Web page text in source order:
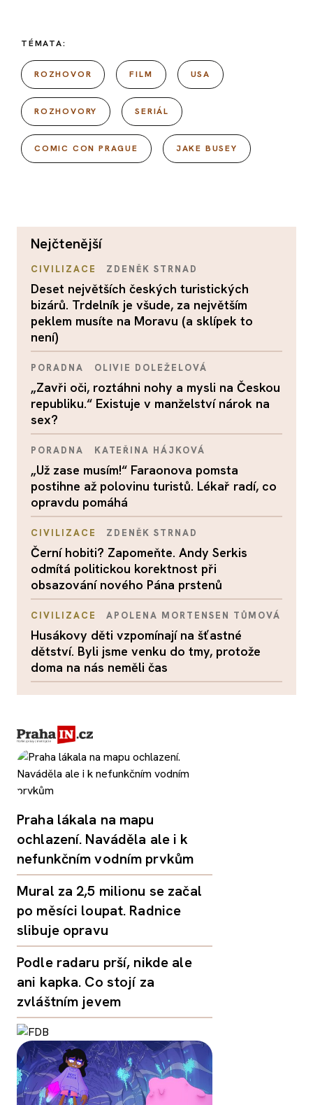
TÉMATA:
ROZHOVOR FILM USA
ROZHOVORY SERIÁL
COMIC CON PRAGUE JAKE BUSEY
nejčtenější
CIVILIZACE ZDENĚK STRNAD
Deset největších českých turistických
bizárů. Trdelník je všude, za největším
peklem musíte na Moravu (a sklípek to
není)
PORADNA OLIVIE DOLEŽELOVÁ
„Zavři oči, roztáhni nohy a mysli na Českou
republiku.“ Existuje v manželství nárok na
sex?
PORADNA KATEŘINA HÁJKOVÁ
„Už zase musím!“ Faraonova pomsta
postihne až polovinu turistů. Lékař radí, co
opravdu pomáhá
CIVILIZACE ZDENĚK STRNAD
Černí hobiti? Zapomeňte. Andy Serkis
odmítá politickou korektnost při
obsazování nového Pána prstenů
CIVILIZACE APOLENA MORTENSEN TŮMOVÁ
Husákovy děti vzpomínají na šťastné
dětství. Byli jsme venku do tmy, protože
doma na nás neměli čas
Praha lákala na mapu
ochlazení. Naváděla ale i k
nefunkčním vodním prvkům
Mural za 2,5 milionu se začal
po měsíci loupat. Radnice
slibuje opravu
Podle radaru prší, nikde ale
ani kapka. Co stojí za
zvláštním jevem